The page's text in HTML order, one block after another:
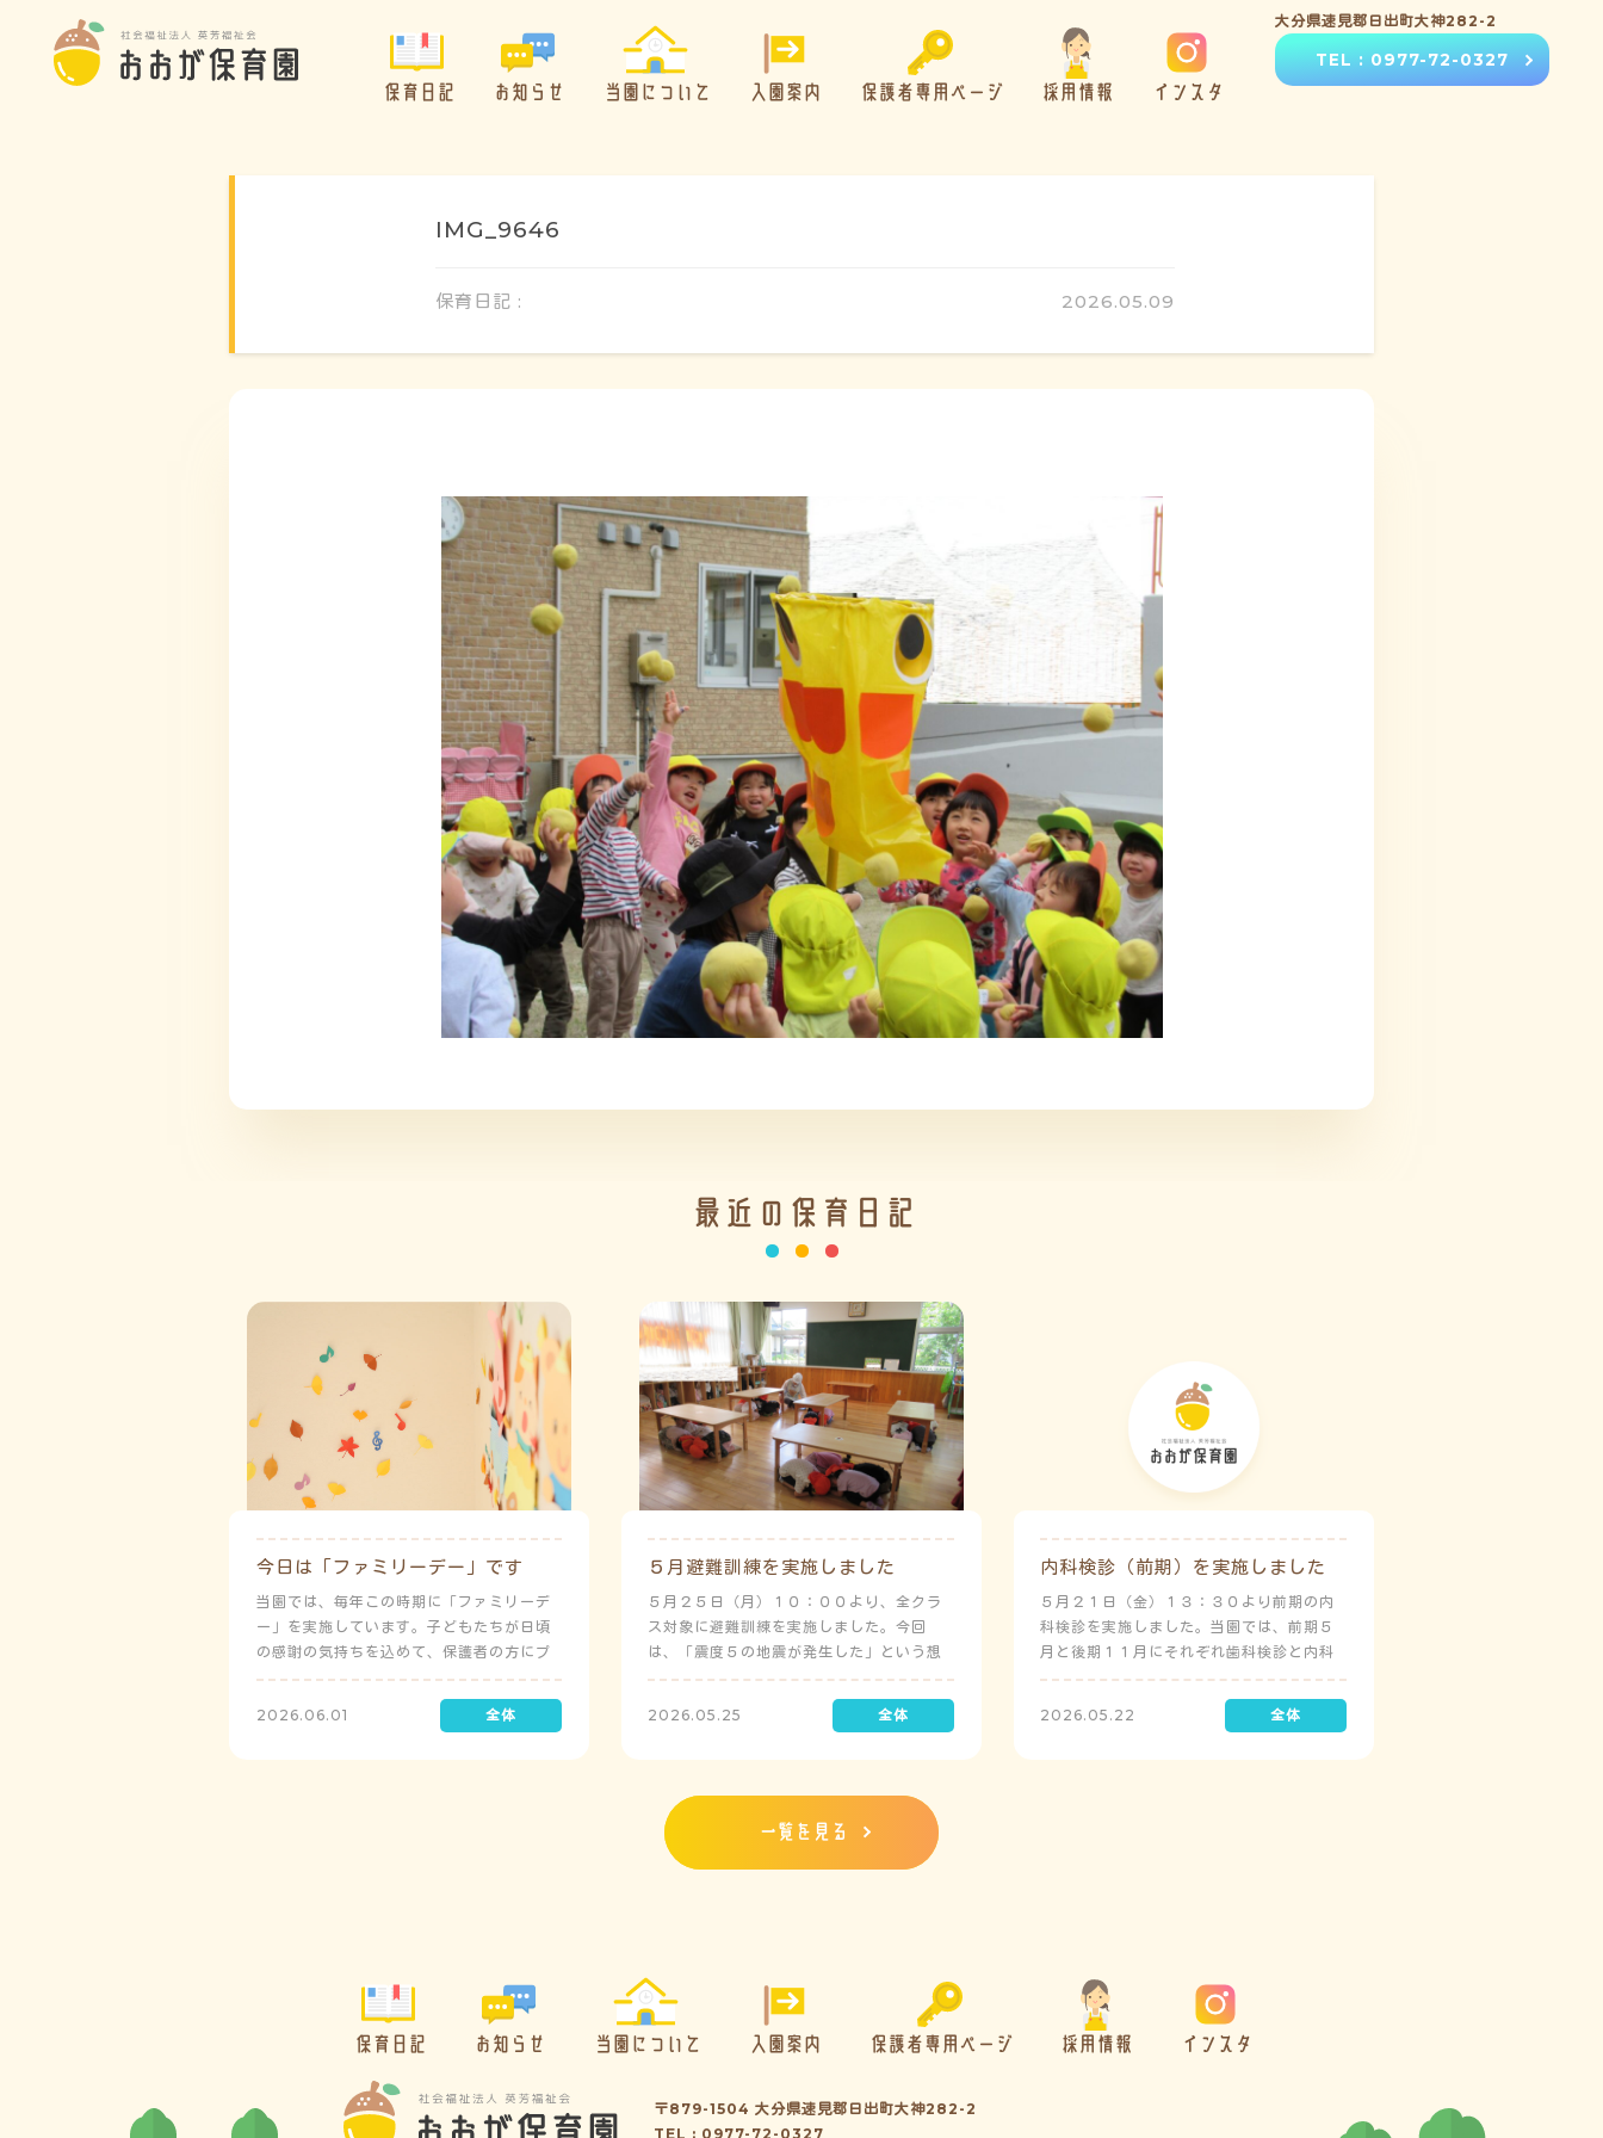
保育日記 お知らせ 当園について 入園案内 保護者専用ページ 採用情報 インスタ
大分県速見郡日出町大神282-2
TEL : 0977-72-0327
IMG_9646
保育日記 : 2026.05.09
最近の保育日記
今日は「ファミリーデー」です
当園では、毎年この時期に「ファミリーデ
ー」を実施しています。子どもたちが日頃
の感謝の気持ちを込めて、保護者の方にプ
レゼントを制作して渡します。
2026.06.01
５月避難訓練を実施しました
５月２５日（月）１０：００より、全クラ
ス対象に避難訓練を実施しました。今回
は、「震度５の地震が発生した」という想
定で実施し、園児たちが職員の指示に従い
訓練に取り組みました。前庭（駐車場）に
全体集合をして人数確認をした後、各クラ
難することを想定（敷地面積が広いため）
しており、地震時の避難対応マニュアルの
作成を行政より免除されています。また、
2026.05.25
内科検診（前期）を実施しました
５月２１日（金）１３：３０より前期の内
科検診を実施しました。当園では、前期５
月と後期１１月にそれぞれ歯科検診と内科
検診を実施しています。
2026.05.22
一覧を見る
保育日記 お知らせ 当園について 入園案内 保護者専用ページ 採用情報 インスタ
〒879-1504 大分県速見郡日出町大神282-2
TEL : 0977-72-0327
1日のスケジュール
年間行事
施設の紹介
情報公開